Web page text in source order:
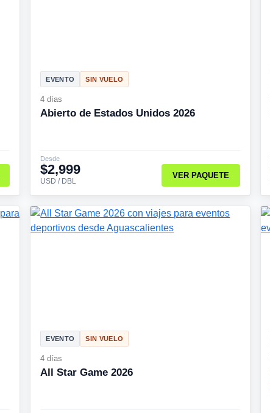
EVENTO SIN VUELO
4 días
Abierto de Estados Unidos 2026
Desde
$2,999
USD / DBL
VER PAQUETE
EVENTO SIN VUELO
4 días
All Star Game 2026